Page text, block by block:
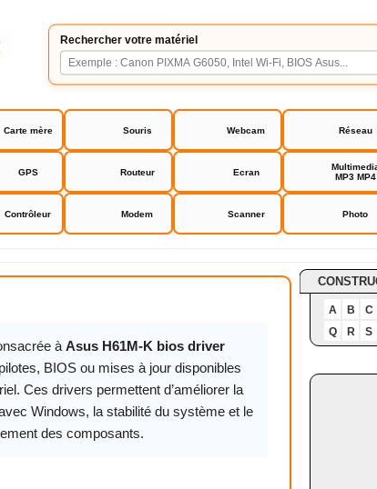
Rechercher votre matériel
Carte mère Souris Webcam Réseau
GPS Routeur Ecran
MP3 MP4
Contrôleur Modem Scanner Photo
driver
à Asus H61M-K bios driver
BIOS ou mises à jour disponibles
Ces drivers permettent d’améliorer la
Windows, la stabilité du système et le
des composants.
A B
C
Q
R S